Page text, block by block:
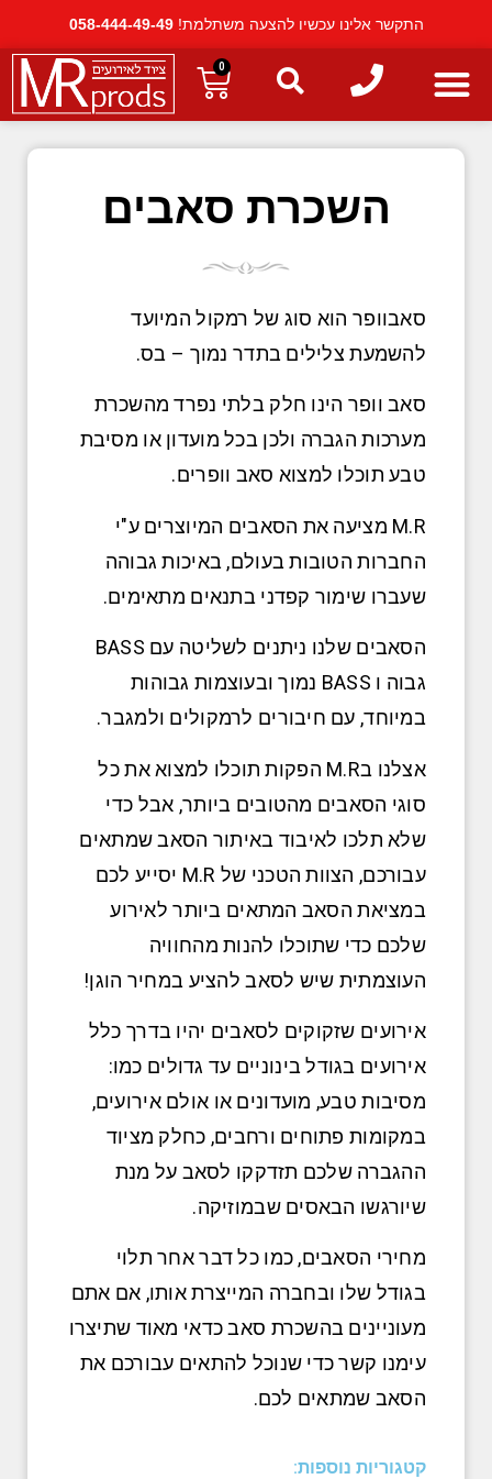
התקשר אלינו עכשיו להצעה משתלמת!058-444-49-49
0
השכרת סאבים
סאבוופר הוא סוג של רמקול המיועד
להשמעת צלילים בתדר נמוך – בס.
סאב וופר הינו חלק בלתי נפרד מהשכרת
מערכות הגברה ולכן בכל מועדון או מסיבת
טבע תוכלו למצוא סאב וופרים.
M.R מציעה את הסאבים המיוצרים ע"י
החברות הטובות בעולם, באיכות גבוהה
שעברו שימור קפדני בתנאים מתאימים.
הסאבים שלנו ניתנים לשליטה עם BASS
גבוה ו BASS נמוך ובעוצמות גבוהות
במיוחד, עם חיבורים לרמקולים ולמגבר.
אצלנו בM.R הפקות תוכלו למצוא את כל
סוגי הסאבים מהטובים ביותר, אבל כדי
שלא תלכו לאיבוד באיתור הסאב שמתאים
עבורכם, הצוות הטכני של M.R יסייע לכם
במציאת הסאב המתאים ביותר לאירוע
שלכם כדי שתוכלו להנות מהחוויה
העוצמתית שיש לסאב להציע במחיר הוגן!
אירועים שזקוקים לסאבים יהיו בדרך כלל
אירועים בגודל בינוניים עד גדולים כמו:
מסיבות טבע, מועדונים או אולם אירועים,
במקומות פתוחים ורחבים, כחלק מציוד
ההגברה שלכם תזדקקו לסאב על מנת
שיורגשו הבאסים שבמוזיקה.
מחירי הסאבים, כמו כל דבר אחר תלוי
בגודל שלו ובחברה המייצרת אותו, אם אתם
מעוניינים בהשכרת סאב כדאי מאוד שתיצרו
עימנו קשר כדי שנוכל להתאים עבורכם את
הסאב שמתאים לכם.
קטגוריות נוספות: